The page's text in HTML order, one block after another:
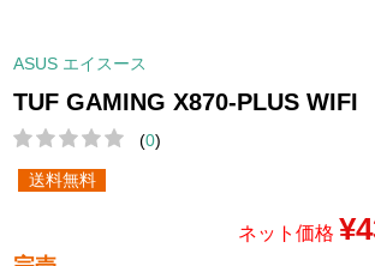
ASUS エイスース
TUF GAMING X870-PLUS WIFI
(0)
送料無料
ネット価格